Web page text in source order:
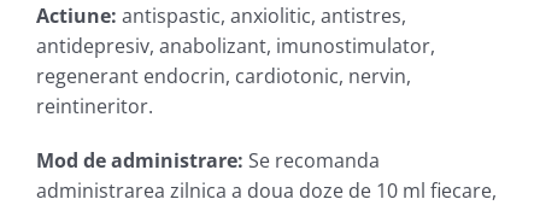
Actiune: antispastic, anxiolitic, antistres,
antidepresiv, anabolizant, imunostimulator,
regenerant endocrin, cardiotonic, nervin,
reintineritor.
Mod de administrare: Se recomanda
administrarea zilnica a doua doze de 10 ml fiecare,